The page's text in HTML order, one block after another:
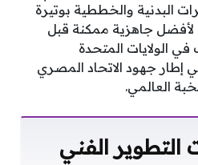
البدنية والخططية بوتيرة
جاهزية ممكنة قبل
في الولايات المتحدة
إطار جهود الاتحاد المصري
العالمي.
التطوير الفني